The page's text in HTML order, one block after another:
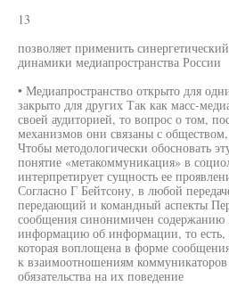
13
позволяет применить
динамики медиапространства России
• Медиапространство открыто для
закрыто для других Так как масс-
своей аудиторией, то вопрос о том,
механизмов они связаны с
Чтобы методологически обосновать
понятие «метакоммуникация» в
интерпретирует сущность ее
Согласно Г Бейтсону, в любой
передающий и командный аспекты
сообщения синонимичен содержанию
информацию об информации, то
которая воплощена в форме
к взаимоотношениям
обязательства на их поведение